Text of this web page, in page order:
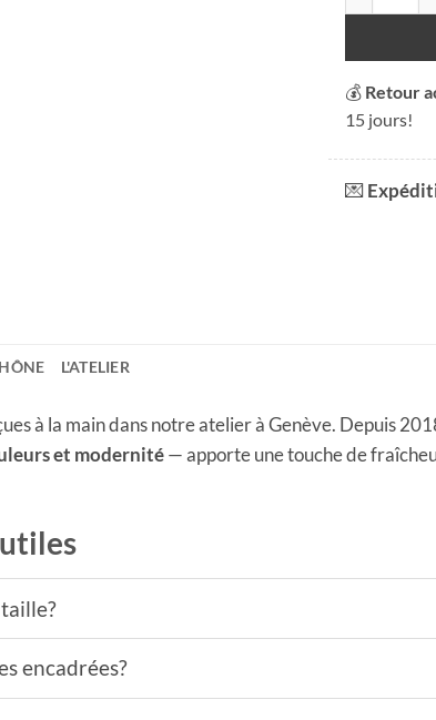
💰 Retour
15 jours!
💌
L'ATELIER
à la main dans notre atelier à Genève. Depuis
et modernité— apporte une touche de
encadrées?